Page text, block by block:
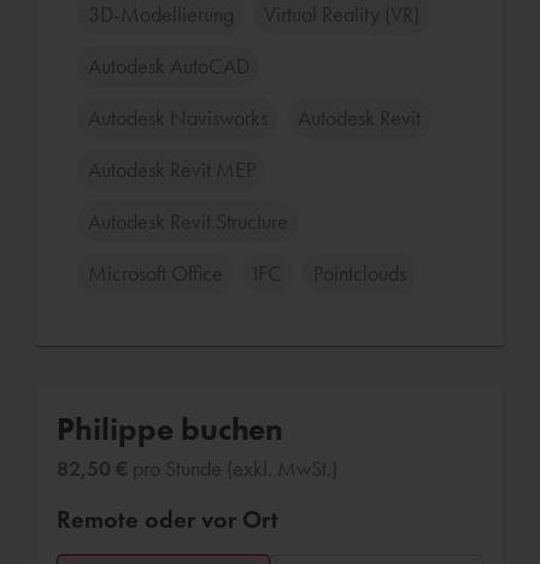
3D-Modellierung Virtual Reality (VR)
Autodesk AutoCAD
Autodesk Navisworks Autodesk Revit
Autodesk Revit MEP
Autodesk Revit Structure
Microsoft Office IFC Pointclouds
Philippe buchen
82,50 € pro Stunde (exkl. MwSt.)
Remote oder vor Ort